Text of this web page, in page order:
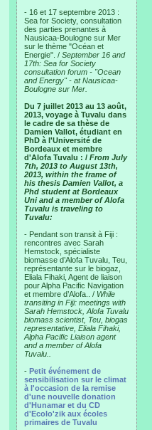
- 16 et 17 septembre 2013 :
Sea for Society, consultation
des parties prenantes à
Nausicaa-Boulogne sur Mer
sur le thème "Océan et
Energie". / September 16 and
17th: Sea for Society
consultation forum - "Ocean
and Energy" - at Nausicaa-
Boulogne sur Mer.
Du 7 juillet 2013 au 13 août,
2013, voyage à Tuvalu dans
le cadre de sa thèse de
Damien Vallot, étudiant en
PhD à l'Université de
Bordeaux et membre
d'Alofa Tuvalu : / From July
7th, 2013 to August 13th,
2013, within the frame of
his thesis Damien Vallot, a
Phd student at Bordeaux
Uni and a member of Alofa
Tuvalu is traveling to
Tuvalu:
- Pendant son transit à Fiji :
rencontres avec Sarah
Hemstock, spécialiste
biomasse d’Alofa Tuvalu, Teu,
représentante sur le biogaz,
Eliala Fihaki, Agent de liaison
pour Alpha Pacific Navigation
et membre d’Alofa.. / While
transiting in Fiji: meetings with
Sarah Hemstock, Alofa Tuvalu
biomass scientist, Teu, biogas
representative, Eliala Fihaki,
Alpha Pacific Liaison agent
and a member of Alofa
Tuvalu..
- Petit événement de
sensibilisation sur le climat
à l'occasion de la remise
d'une nouvelle donation
d'Hunamar et du CD
d'Ecolo'zik aux écoles
primaires de Tuvalu